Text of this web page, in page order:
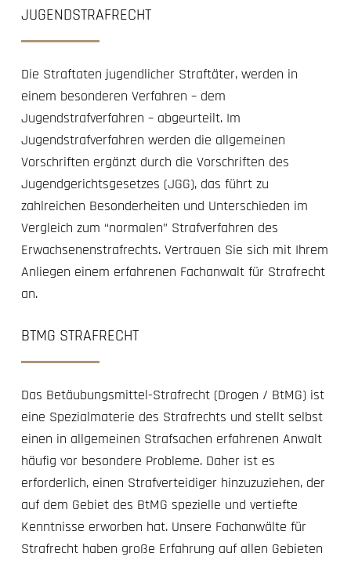
JUGENDSTRAFRECHT
Die Straftaten jugendlicher Straftäter, werden in
einem besonderen Verfahren – dem
Jugendstrafverfahren – abgeurteilt. Im
Jugendstrafverfahren werden die allgemeinen
Vorschriften ergänzt durch die Vorschriften des
Jugendgerichtsgesetzes (JGG), das führt zu
zahlreichen Besonderheiten und Unterschieden im
Vergleich zum “normalen” Strafverfahren des
Erwachsenenstrafrechts. Vertrauen Sie sich mit Ihrem
Anliegen einem erfahrenen Fachanwalt für Strafrecht
an.
BTMG STRAFRECHT
Das Betäubungsmittel-Strafrecht (Drogen / BtMG) ist
eine Spezialmaterie des Strafrechts und stellt selbst
einen in allgemeinen Strafsachen erfahrenen Anwalt
häufig vor besondere Probleme. Daher ist es
erforderlich, einen Strafverteidiger hinzuzuziehen, der
auf dem Gebiet des BtMG spezielle und vertiefte
Kenntnisse erworben hat. Unsere Fachanwälte für
Strafrecht haben große Erfahrung auf allen Gebieten